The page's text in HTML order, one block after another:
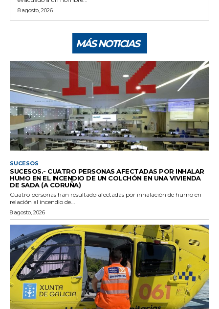
8 agosto, 2026
MÁS NOTICIAS
SUCESOS
SUCESOS.- CUATRO PERSONAS AFECTADAS POR INHALAR
HUMO EN EL INCENDIO DE UN COLCHÓN EN UNA VIVIENDA
DE SADA (A CORUÑA)
Cuatro personas han resultado afectadas por inhalación de humo en
relación al incendio de...
8 agosto, 2026